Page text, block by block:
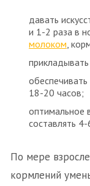
давать
и 1-2 раза в
молоком,
18-20 часов;
оптимальное
составлять
По мере
кормлений